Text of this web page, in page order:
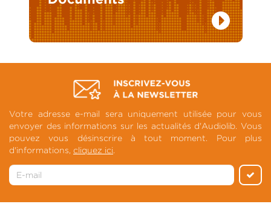
Votre adresse e-mail sera uniquement utilisée pour vous
envoyer des informations sur les actualités d'Audiolib. Vous
pouvez vous désinscrire à tout moment. Pour plus
d'informations, cliquez ici.